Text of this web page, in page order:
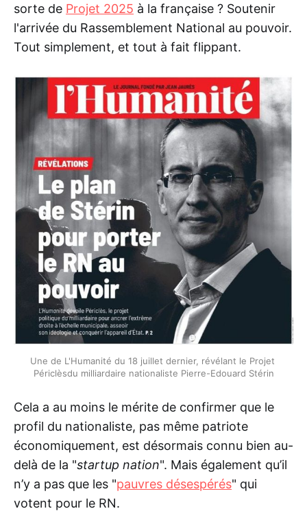
sorte de Projet 2025 à la française ? Soutenir
l'arrivée du Rassemblement National au pouvoir.
Tout simplement, et tout à fait flippant.
Une de L'Humanité du 18 juillet dernier, révélant le Projet
Périclèsdu milliardaire nationaliste Pierre-Edouard Stérin
Cela a au moins le mérite de confirmer que le
profil du nationaliste, pas même patriote
économiquement, est désormais connu bien au-
delà de la "startup nation". Mais également qu’il
n’y a pas que les "pauvres désespérés" qui
votent pour le RN.